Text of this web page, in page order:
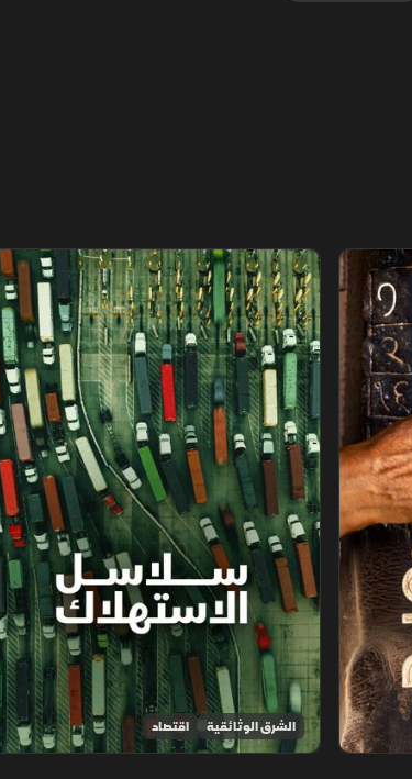
سلاسل الاستهلاك
الشرق الوثائقية اقتصاد